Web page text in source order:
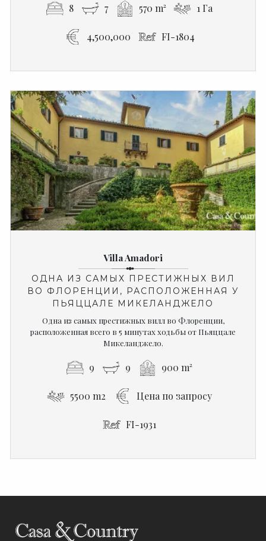
8 7 570 m² 1 Га
4,500,000 FI-1804
Villa Amadori
ОДНА ИЗ САМЫХ ПРЕСТИЖНЫХ ВИЛ
ВО ФЛОРЕНЦИИ, РАСПОЛОЖЕННАЯ У
ПЬЯЦЦАЛЕ МИКЕЛАНДЖЕЛО
Одна из самых престижных вилл во Флоренции,
расположенная всего в 5 минутах ходьбы от Пьяццале
Микеланджело.
9 9 900 m²
5500 m2 Цена по запросу
FI-1931